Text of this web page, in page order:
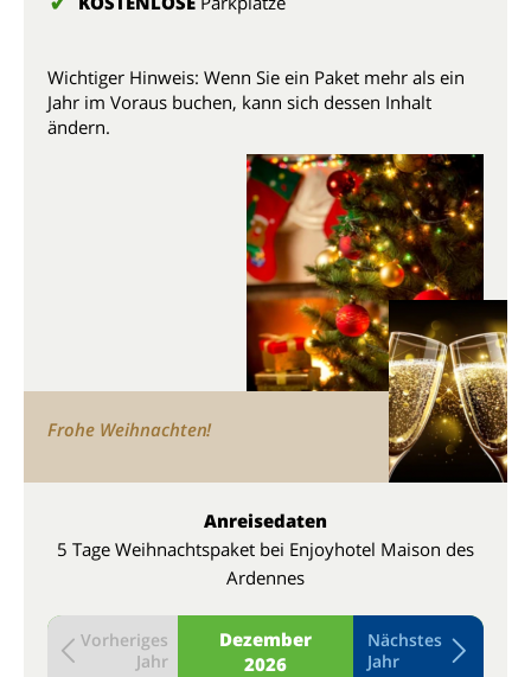
Wichtiger Hinweis: Wenn Sie ein Paket mehr als ein
Jahr im Voraus buchen, kann sich dessen Inhalt
ändern.
Frohe Weihnachten!
Anreisedaten
5 Tage Weihnachtspaket bei Enjoyhotel Maison des
Ardennes
Dezember
2026
Vorheriges
Jahr
Nächstes
Jahr